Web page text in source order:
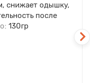
снижает одышку,
после
130гр